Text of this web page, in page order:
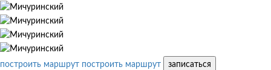
построить маршрут построить маршрут
записаться